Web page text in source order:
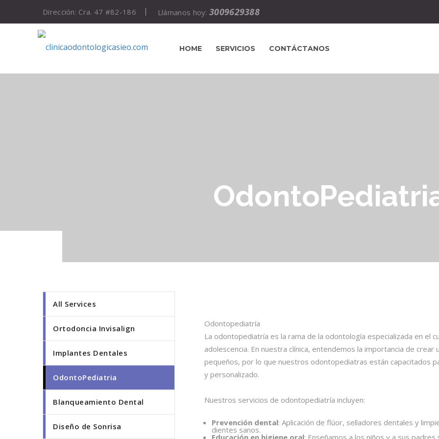
Dirección: Cra. 47 #82-186 Llámanos hoy:3009629388
HOME SERVICIOS CONTÁCTANOS
Odontopediatría
La odontopediatría es la rama de la odontología especializada en el
adolescencia. En nuestra clínica, entendemos la importancia de
pequeños, por lo que nuestros odontopediatras están capacitados
y personalizado.
Nuestros servicios de odontopediatría incluyen:
Prevención dental: Aplicación de flúor, selladores dentales y
dientes sanos.
Educación en higiene oral: Enseñamos a los niños y a sus
All Services
Ortodoncia Invisalign
Implantes Dentales
OdontoPediatria
Blanqueamiento Dental
Diseño de Sonrisa